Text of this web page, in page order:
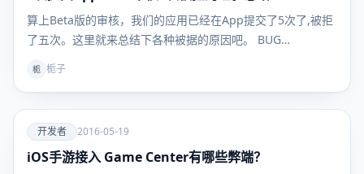
算上Beta版的审核，我们的应用已经在App提交了5次了,被拒
了五次。这里就来总结下各种被据的原因吧。 BUG…
栀 栀子
爱
开发者
开发者 2016-05-19
iOS手游接入 Game Center有哪些弊端？